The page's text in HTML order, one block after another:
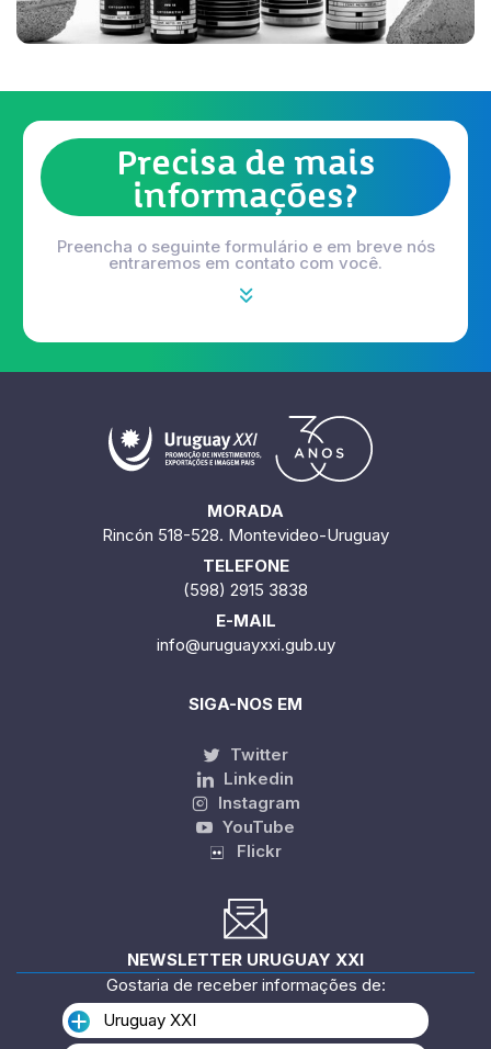
Precisa de mais
informações?
Preencha o seguinte formulário e em breve nós
entraremos em contato com você.
MORADA
Rincón 518-528. Montevideo-Uruguay
TELEFONE
(598) 2915 3838
E-MAIL
info@uruguayxxi.gub.uy
SIGA-NOS EM
Twitter
Linkedin
Instagram
YouTube
Flickr
NEWSLETTER URUGUAY XXI
Gostaria de receber informações de:
Uruguay XXI